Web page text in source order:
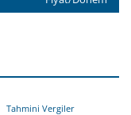
Tahmini Vergiler